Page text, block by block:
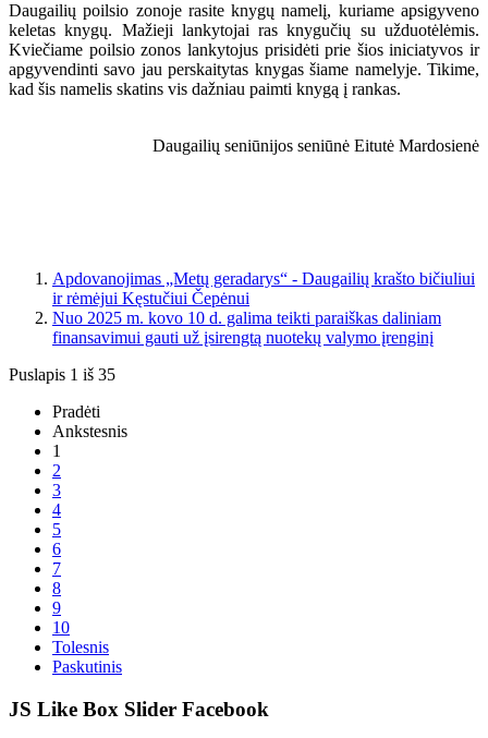
Daugailių poilsio zonoje rasite knygų namelį, kuriame apsigyveno
keletas knygų. Mažieji lankytojai ras knygučių su užduotėlėmis.
Kviečiame poilsio zonos lankytojus prisidėti prie šios iniciatyvos ir
apgyvendinti savo jau perskaitytas knygas šiame namelyje. Tikime,
kad šis namelis skatins vis dažniau paimti knygą į rankas.
Daugailių seniūnijos seniūnė Eitutė Mardosienė
Apdovanojimas „Metų geradarys“ - Daugailių krašto bičiuliui
ir rėmėjui Kęstučiui Čepėnui
Nuo 2025 m. kovo 10 d. galima teikti paraiškas daliniam
finansavimui gauti už įsirengtą nuotekų valymo įrenginį
Puslapis 1 iš 35
Pradėti
Ankstesnis
1
2
3
4
5
6
7
8
9
10
Tolesnis
Paskutinis
JS Like Box Slider Facebook